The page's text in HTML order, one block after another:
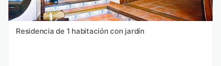
Residencia de 1 habitación con jardín